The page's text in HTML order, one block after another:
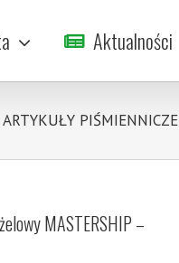
Aktualności
ARTYKUŁY PIŚMIENNICZE
MASTERSHIP –